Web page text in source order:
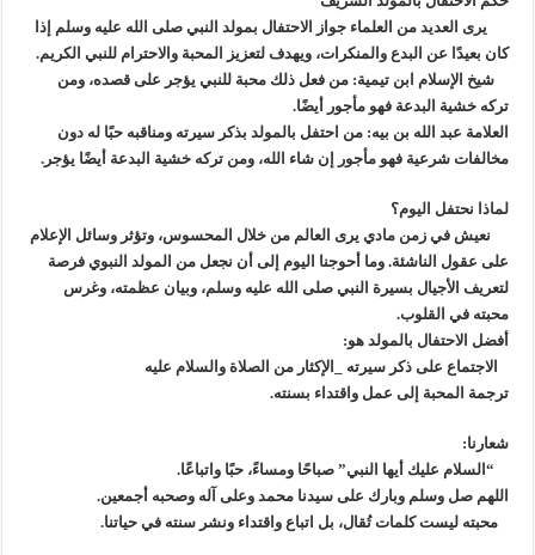
يرى العديد من العلماء جواز الاحتفال بمولد النبي صلى الله عليه وسلم إذا
كان بعيدًا عن البدع والمنكرات، ويهدف لتعزيز المحبة والاحترام للنبي الكريم.
شيخ الإسلام ابن تيمية: من فعل ذلك محبة للنبي يؤجر على قصده، ومن
تركه خشية البدعة فهو مأجور أيضًا.
العلامة عبد الله بن بيه: من احتفل بالمولد بذكر سيرته ومناقبه حبًا له دون
مخالفات شرعية فهو مأجور إن شاء الله، ومن تركه خشية البدعة أيضًا يؤجر.
لماذا نحتفل اليوم؟
نعيش في زمن مادي يرى العالم من خلال المحسوس، وتؤثر وسائل الإعلام
على عقول الناشئة. وما أحوجنا اليوم إلى أن نجعل من المولد النبوي فرصة
لتعريف الأجيال بسيرة النبي صلى الله عليه وسلم، وبيان عظمته، وغرس
محبته في القلوب.
أفضل الاحتفال بالمولد هو:
الاجتماع على ذكر سيرته _الإكثار من الصلاة والسلام عليه
ترجمة المحبة إلى عمل واقتداء بسنته.
شعارنا:
“السلام عليك أيها النبي” صباحًا ومساءً، حبًا واتباعًا.
اللهم صل وسلم وبارك على سيدنا محمد وعلى آله وصحبه أجمعين.
محبته ليست كلمات تُقال، بل اتباع واقتداء ونشر سنته في حياتنا.